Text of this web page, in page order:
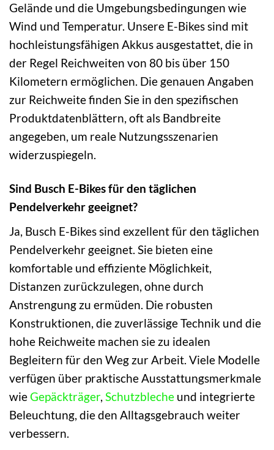
Gelände und die Umgebungsbedingungen wie
Wind und Temperatur. Unsere E-Bikes sind mit
hochleistungsfähigen Akkus ausgestattet, die in
der Regel Reichweiten von 80 bis über 150
Kilometern ermöglichen. Die genauen Angaben
zur Reichweite finden Sie in den spezifischen
Produktdatenblättern, oft als Bandbreite
angegeben, um reale Nutzungsszenarien
widerzuspiegeln.
Sind Busch E-Bikes für den täglichen
Pendelverkehr geeignet?
Ja, Busch E-Bikes sind exzellent für den täglichen
Pendelverkehr geeignet. Sie bieten eine
komfortable und effiziente Möglichkeit,
Distanzen zurückzulegen, ohne durch
Anstrengung zu ermüden. Die robusten
Konstruktionen, die zuverlässige Technik und die
hohe Reichweite machen sie zu idealen
Begleitern für den Weg zur Arbeit. Viele Modelle
verfügen über praktische Ausstattungsmerkmale
wieGepäckträger, Schutzbleche und integrierte
Beleuchtung, die den Alltagsgebrauch weiter
verbessern.